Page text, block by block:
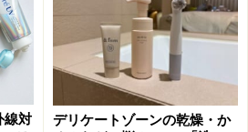
カバーし上質なセミマッ
ない肌当たりのやさしさ
線対
デリケートゾーンの乾燥・か